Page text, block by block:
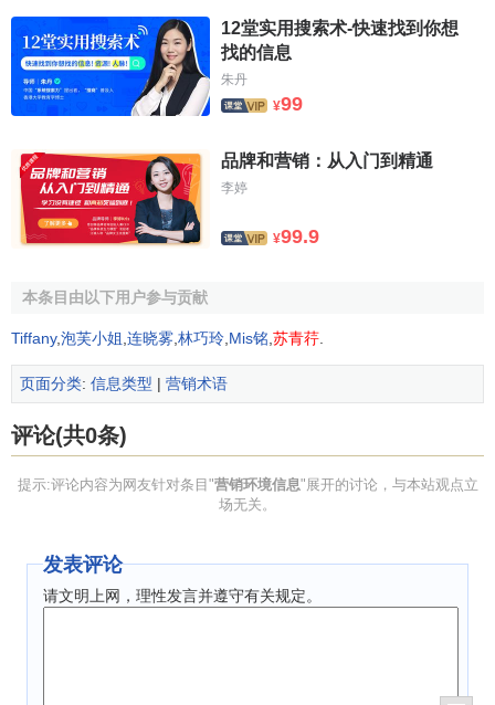
家庭结构
目前中国的家庭结构已经发生了深刻的变化，传统的家
庭已经退居次要类型，新型的家庭结构发展非常迅速。
长期以来，中国一直是一个
的社会。与此相对应，中国市场也明显分为城乡两个市场。
这对企业的营销提出了更高的要求，同时也有了更大的发展
以营销决策者们都应该研究城乡市场的不同
(二)经济环境
宏观调控政策成为行业发展的风向标。它直接决定了社
会财富积累与分配的方向和速度，从而决定了人口的购买
国家一直采取各种措施刺激消费，拉动经济增长 ，这就为企
消费能力和购买能力等，并可据此进行重大的营销决策。
12堂实用搜索术-快速找到你想
找的信息
朱丹
¥99
品牌和营销：从入门到精通
李婷
¥99.9
本条目由以下用户参与贡献
Tiffany,泡芙小姐 连晓雾 林巧玲 Mis铭 苏青荇
页面分类: 信息类型 | 营销术语
评论(共0条)
提示:评论内容为网友针对条目"营销环境信息"展开的讨论，与本站观点立
场无关。
发表评论
请文明上网，理性发言并遵守有关规定。